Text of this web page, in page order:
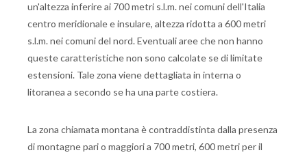
un'altezza inferire ai 700 metri s.l.m. nei comuni dell'Italia
centro meridionale e insulare, altezza ridotta a 600 metri
s.l.m. nei comuni del nord. Eventuali aree che non hanno
queste caratteristiche non sono calcolate se di limitate
estensioni. Tale zona viene dettagliata in interna o
litoranea a secondo se ha una parte costiera.
La zona chiamata montana è contraddistinta dalla presenza
di montagne pari o maggiori a 700 metri, 600 metri per il